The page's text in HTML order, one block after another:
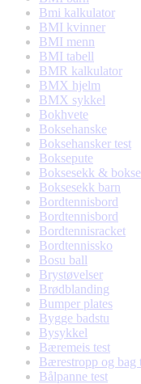
Bmi kalkulator
BMI kvinner
BMI menn
BMI tabell
BMR kalkulator
BMX hjelm
BMX sykkel
Bokhvete
Boksehanske
Boksehansker test
Boksepute
Boksesekk &
Boksesekk barn
Bordtennisbord
Bordtennisbord
Bordtennisracket
Bordtennissko
Bosu ball
Brystøvelser
Brødblanding
Bumper plates
Bygge badstu
Bysykkel
Bæremeis test
Bærestropp og bag
Bålpanne test